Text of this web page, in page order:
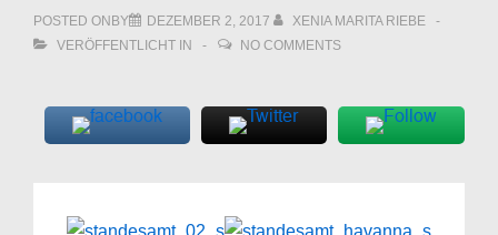
POSTED ONBY DEZEMBER 2, 2017
XENIA MARITA RIEBE
VERÖFFENTLICHT IN
NO COMMENTS